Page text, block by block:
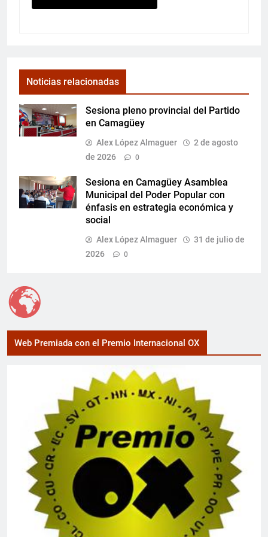
Noticias relacionadas
Sesiona pleno provincial del Partido
en Camagüey
Alex López Almaguer
2 de agosto
de 2026
0
Sesiona en Camagüey Asamblea
Municipal del Poder Popular con
énfasis en estrategia económica y
social
Alex López Almaguer
31 de julio de
2026
0
Web Premiada con el Premio Internacional OX